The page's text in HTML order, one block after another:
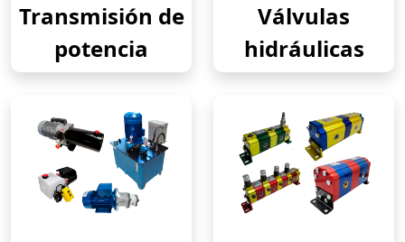
Transmisión de
potencia
Válvulas
hidráulicas